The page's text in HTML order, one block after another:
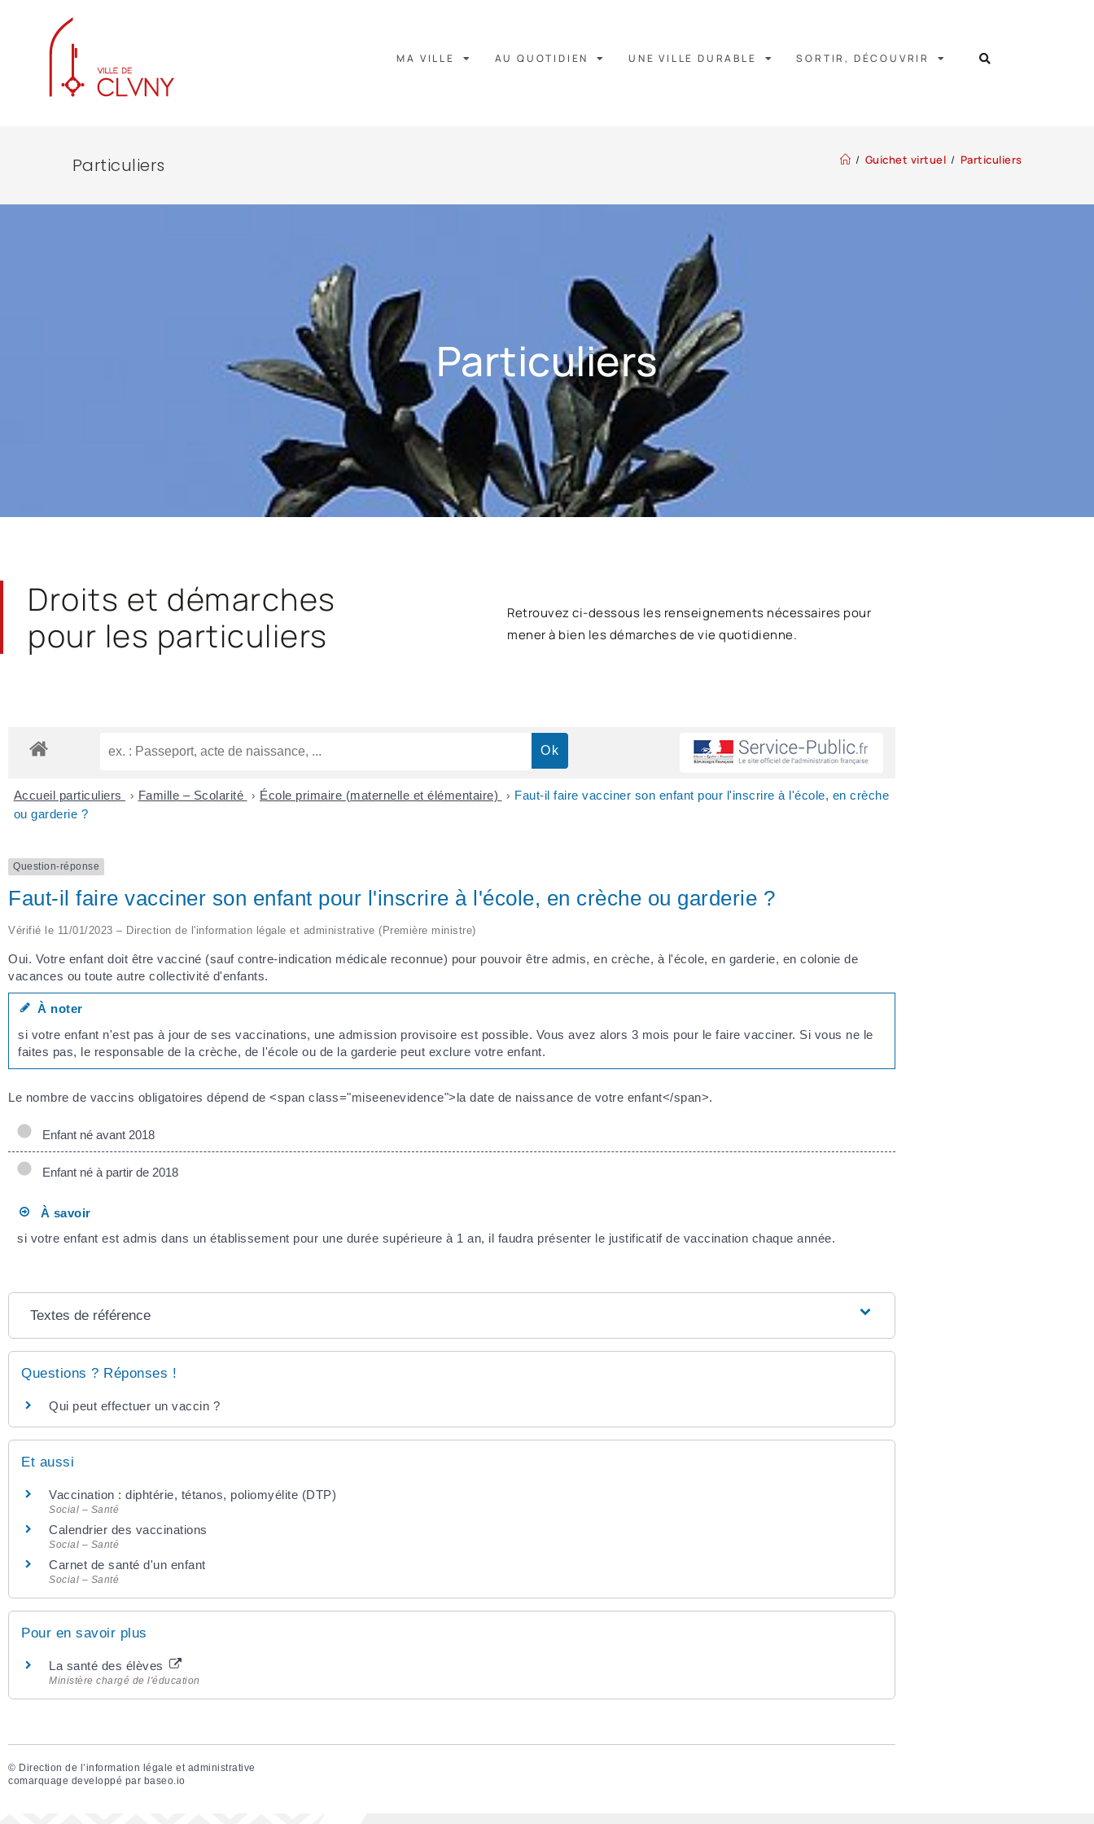
MA VILLE AU QUOTIDIEN UNE VILLE DURABLE SORTIR, DÉCOUVRIR
Particuliers / Guichet virtuel / Particuliers
Particuliers
Droits et démarches
pour les particuliers
Retrouvez ci-dessous les renseignements nécessaires pour
mener à bien les démarches de vie quotidienne.
Accueil particuliers > Famille – Scolarité > École primaire (maternelle et élémentaire) > Faut-il faire vacciner son enfant pour l'inscrire à l'école, en crèche
ou garderie ?
Question-réponse
Faut-il faire vacciner son enfant pour l'inscrire à l'école, en crèche ou garderie ?
Vérifié le 11/01/2023 – Direction de l'information légale et administrative (Première ministre)
Oui. Votre enfant doit être vacciné (sauf contre-indication médicale reconnue) pour pouvoir être admis, en crèche, à l'école, en garderie, en colonie de
vacances ou toute autre collectivité d'enfants.
À noter
si votre enfant n'est pas à jour de ses vaccinations, une admission provisoire est possible. Vous avez alors 3 mois pour le faire vacciner. Si vous ne le
faites pas, le responsable de la crèche, de l'école ou de la garderie peut exclure votre enfant.
Le nombre de vaccins obligatoires dépend de <span class="miseenevidence">la date de naissance de votre enfant</span>.
Enfant né avant 2018
Enfant né à partir de 2018
À savoir
si votre enfant est admis dans un établissement pour une durée supérieure à 1 an, il faudra présenter le justificatif de vaccination chaque année.
Textes de référence
Questions ? Réponses !
Qui peut effectuer un vaccin ?
Et aussi
Vaccination : diphtérie, tétanos, poliomyélite (DTP)
Social – Santé
Calendrier des vaccinations
Social – Santé
Carnet de santé d'un enfant
Social – Santé
Pour en savoir plus
La santé des élèves
Ministère chargé de l'éducation
© Direction de l’information légale et administrative
comarquage developpé par baseo.io